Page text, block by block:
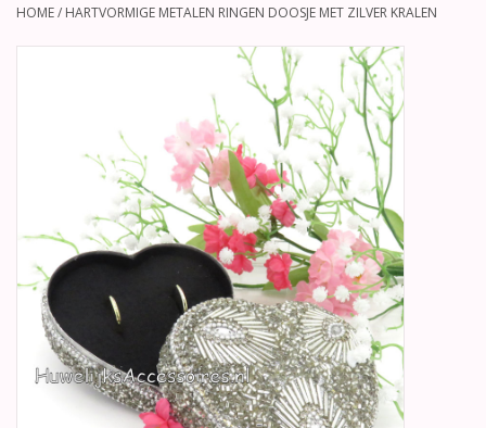
Geboorte, Doop en
Communie
SALE
HOME/ HARTVORMIGE METALEN RINGEN DOOSJE MET ZILVER KRALEN